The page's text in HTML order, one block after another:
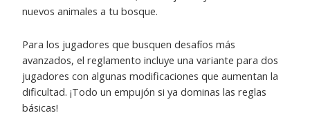
nuevos animales a tu bosque.
Para los jugadores que busquen desafíos más
avanzados, el reglamento incluye una variante para dos
jugadores con algunas modificaciones que aumentan la
dificultad. ¡Todo un empujón si ya dominas las reglas
básicas!